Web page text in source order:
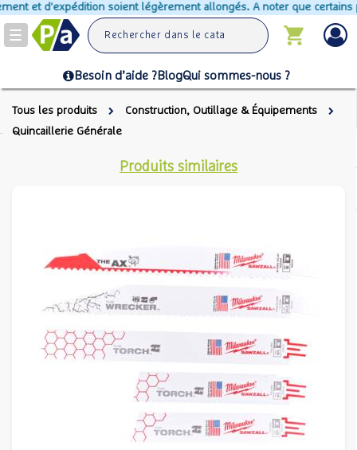
d'expédition soient légèrement allongés. A noter que certains
Toggle
navigation
Besoin d’aide ?BlogQui sommes-nous ?
Tous les produits
Construction, Outillage & Équipements
Quincaillerie Générale
Produits similaires